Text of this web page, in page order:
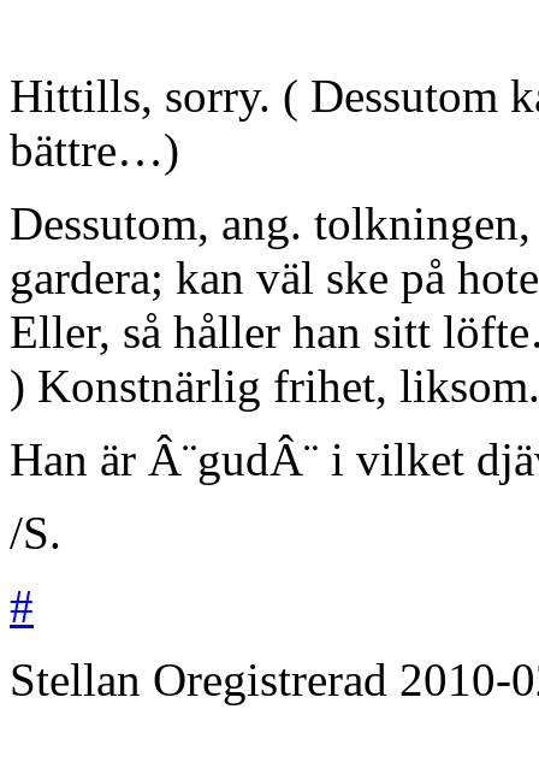
Hittills, sorry. ( Dessutom
bättre…)
Dessutom, ang.
gardera; kan väl ske på
Eller, så håller han sitt
) Konstnärlig frihet,
Han är Â¨gudÂ¨ i vilket
/S.
#
Stellan Oregistrerad 2010-